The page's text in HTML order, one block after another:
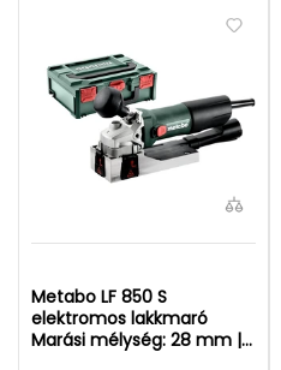
Metabo LF 850 S
elektromos lakkmaró
Marási mélység: 28 mm | 2